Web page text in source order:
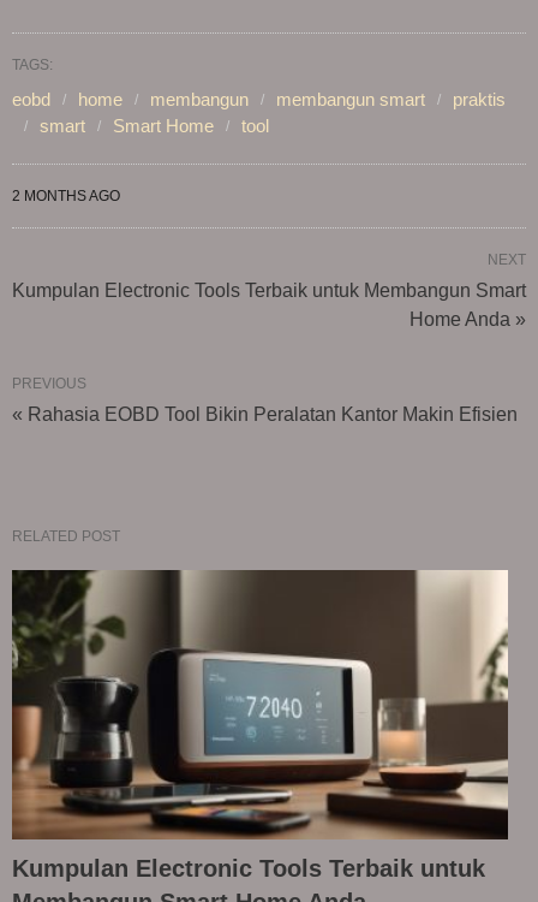
TAGS:
eobd home membangun membangun smart
praktis
smart
Smart Home tool
2 MONTHS AGO
NEXT
Kumpulan Electronic Tools Terbaik untuk Membangun Smart
Home Anda »
PREVIOUS
« Rahasia EOBD Tool Bikin Peralatan Kantor Makin Efisien
RELATED POST
Kumpulan Electronic Tools Terbaik untuk